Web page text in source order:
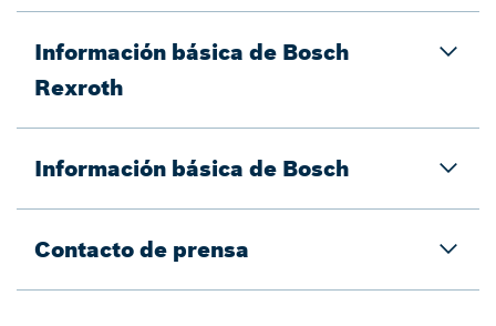
Información básica de Bosch
Rexroth
Información básica de Bosch
Contacto de prensa